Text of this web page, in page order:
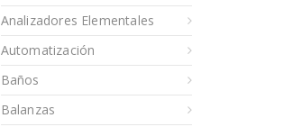
Analizadores Elementales
Automatización
Baños
Balanzas